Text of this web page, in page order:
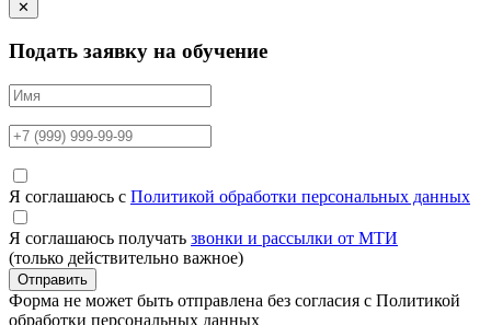
✕
Подать заявку на обучение
Я соглашаюсь с Политикой обработки персональных данных
Я соглашаюсь получать звонки и рассылки от МТИ
(только действительно важное)
Отправить
Форма не может быть отправлена без согласия с Политикой
обработки персональных данных